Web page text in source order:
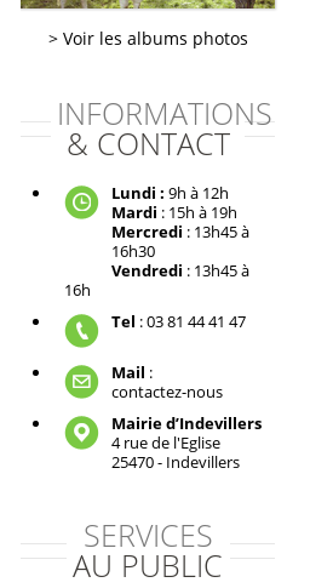
Voir les albums photos
INFORMATIONS
& CONTACT
Lundi : 9h à 12h
Mardi : 15h à 19h
Mercredi : 13h45 à
16h30
Vendredi : 13h45 à
16h
Tel : 03 81 44 41 47
Mail :
contactez-nous
Mairie d’Indevillers
4 rue de l'Eglise
25470 - Indevillers
SERVICES
AU PUBLIC